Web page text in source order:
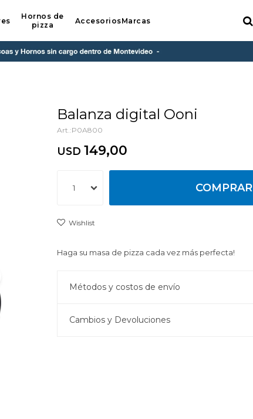
Hornos de
pizza
AccesoriosMarcas
Balanza digital Ooni
P0A800
USD 149,00
1 COMPRAR
Haga su masa de pizza cada vez más perfecta!
Métodos y costos de envío
Cambios y Devoluciones